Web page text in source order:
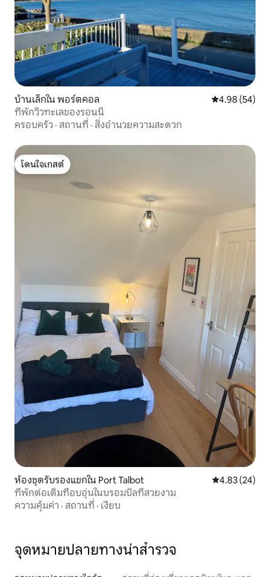
บ้านเล็กใน พอร์ตคอล คะแนนเฉลี่ย
4.98 (54)
ที่พักวิวทะเลของรอนนี่
ครอบครัว · สถานที่ · สิ่งอำนวยความสะดวก
โดนใจเกสต์
โดนใจเกสต์
ห้องชุดรับรองแขกใน Port Talbot คะแนนเฉลี่ย
4.83 (24)
ที่พักต่อเติมที่อบอุ่นในบรอมบิลที่สวยงาม
ความคุ้มค่า · สถานที่ · เงียบ
จุดหมายปลายทางน่าสำรวจ